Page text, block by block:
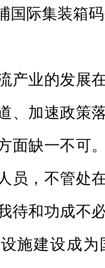
国际集装箱
产业的发展
、加速政策
面缺一不可
员，不管处
待和功成不
施建设成